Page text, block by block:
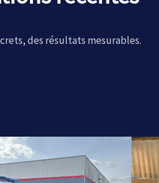
des résultats mesurables.